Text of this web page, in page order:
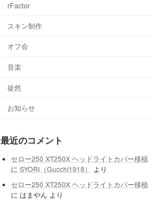
rFactor
スキン制作
オフ会
音楽
徒然
お知らせ
最近のコメント
セロー250 XT250X ヘッドライトカバー移植
に SYORI（Gucchi1918）
より
セロー250 XT250X ヘッドライトカバー移植
に はまやん より